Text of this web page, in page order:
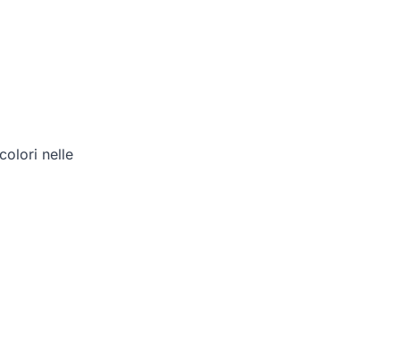
nelle